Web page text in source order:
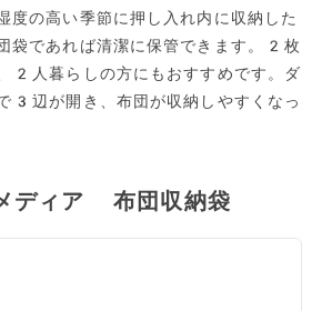
度の高い季節に押し入れ内に収納した
袋であれば清潔に保管できます。2枚
2人暮らしの方にもおすすめです。ダ
3辺が開き、布団が収納しやすくなっ
ディア 布団収納袋